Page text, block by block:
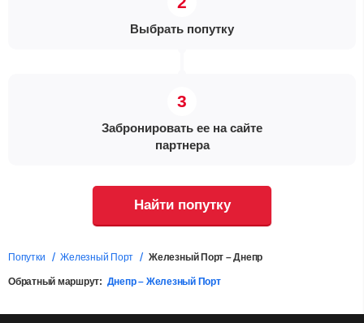
Выбрать попутку
Забронировать ее на сайте
партнера
Найти попутку
Попутки Железный Порт Железный Порт – Днепр
Обратный маршрут: Днепр – Железный Порт